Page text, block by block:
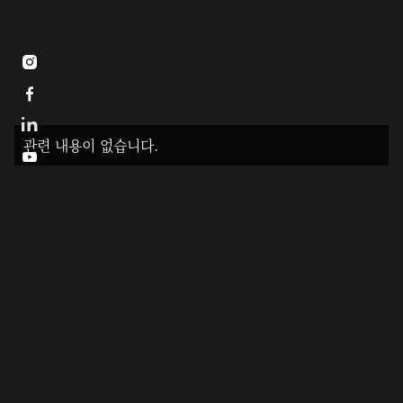
관련 내용이 없습니다.


